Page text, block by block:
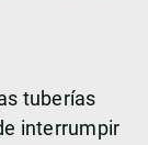
tuberías
interrumpir